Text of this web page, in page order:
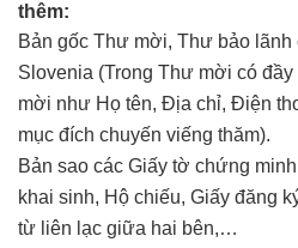
thêm:
Bản gốc Thư mời, Thư bảo lãnh
Slovenia (Trong Thư mời có
mời như Họ tên, Địa chỉ, Điện
mục đích chuyến viếng thăm).
Bản sao các Giấy tờ chứng
khai sinh, Hộ chiếu, Giấy đăng
từ liên lạc giữa hai bên,…